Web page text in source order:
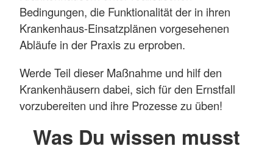
Bedingungen, die Funktionalität der in ihren
Krankenhaus-Einsatzplänen vorgesehenen
Abläufe in der Praxis zu erproben.
Werde Teil dieser Maßnahme und hilf den
Krankenhäusern dabei, sich für den Ernstfall
vorzubereiten und ihre Prozesse zu üben!
Was Du wissen musst